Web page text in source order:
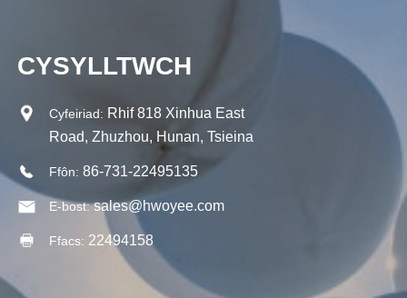
CYSYLLTWCH
Cyfeiriad: Rhif 818 Xinhua East
Road, Zhuzhou, Hunan, Tsieina
Ffôn: 86-731-22495135
E-bost: sales@hwoyee.com
Ffacs: 22494158